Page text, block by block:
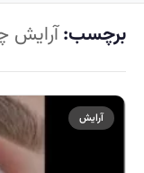
برچسب:آرایش
آرایش